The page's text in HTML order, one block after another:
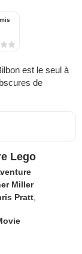
est le seul à
de
Lego
Miller
Pratt